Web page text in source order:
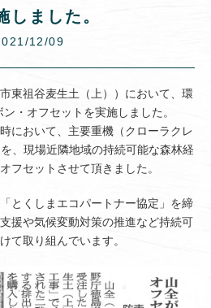
しました。
12/09
東祖谷麦生土（上））において、環
・オフセットを実施しました。
において、主要重機（クローラクレ
、現場近隣地域の持続可能な森林経
フセットさせて頂きました。
とくしまエコパートナー協定」を締
援や気候変動対策の推進など持続可
て取り組んでいます。